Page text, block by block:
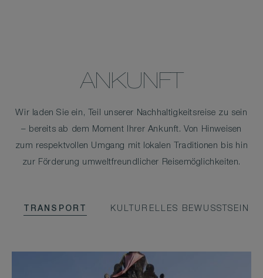
ANKUNFT
Wir laden Sie ein, Teil unserer Nachhaltigkeitsreise zu sein
– bereits ab dem Moment Ihrer Ankunft. Von Hinweisen
zum respektvollen Umgang mit lokalen Traditionen bis hin
zur Förderung umweltfreundlicher Reisemöglichkeiten.
TRANSPORT KULTURELLES BEWUSSTSEIN